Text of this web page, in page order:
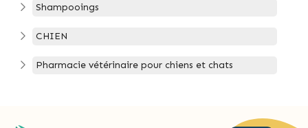
Shampooings
CHIEN
Pharmacie vétérinaire pour chiens et chats